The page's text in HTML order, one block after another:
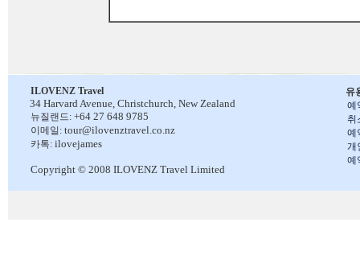
유
예
취
예
개
예
ILOVENZ Travel
34 Harvard Avenue, Christchurch, New Zealand
뉴질랜드: +64 27 648 9785
이메일: tour@ilovenztravel.co.nz
카톡: ilovejames
Copyright © 2008 ILOVENZ Travel Limited